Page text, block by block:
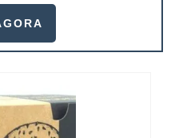
podem não valer
pois este item,